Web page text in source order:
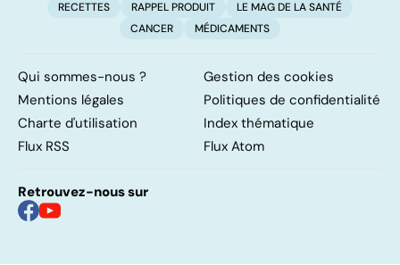
RECETTES RAPPEL PRODUIT
LE MAG DE LA SANTÉ
CANCER
MÉDICAMENTS
Qui sommes-nous ?
Gestion des cookies
Mentions légales
Politiques de confidentialité
Charte d'utilisation
Index thématique
Flux RSS
Flux Atom
Retrouvez-nous sur